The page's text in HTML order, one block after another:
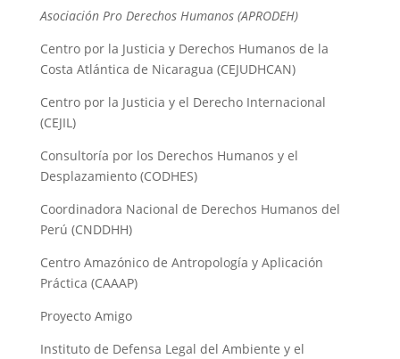
Asociación Pro Derechos Humanos (APRODEH)
Centro por la Justicia y Derechos Humanos de la
Costa Atlántica de Nicaragua (CEJUDHCAN)
Centro por la Justicia y el Derecho Internacional
(CEJIL)
Consultoría por los Derechos Humanos y el
Desplazamiento (CODHES)
Coordinadora Nacional de Derechos Humanos del
Perú (CNDDHH)
Centro Amazónico de Antropología y Aplicación
Práctica (CAAAP)
Proyecto Amigo
Instituto de Defensa Legal del Ambiente y el